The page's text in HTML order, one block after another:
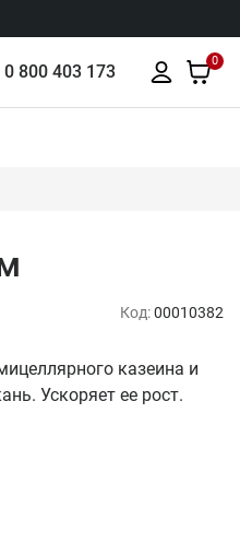
0 800 403 173
0
Код:00010382
казеина и
Ускоряет ее рост.